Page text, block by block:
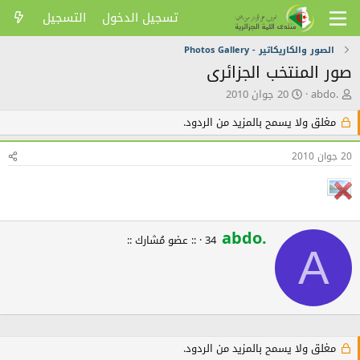
تسجيل الدخول التسجيل
الصور والكاريكاتير - Photos Gallery
صور المنتخب الجزائرى
ك
ت
ب
ا
ل
م
و
و
ع
abdo. ت
ر
ي
ا
ر
20 جوان 2010
مغلق ولا يسمح بالمزيد من الردود.
20 جوان 2010
A
W
r
n
y
abdo. :: عضو مُشارك :: ·34
مغلق ولا يسمح بالمزيد من الردود.